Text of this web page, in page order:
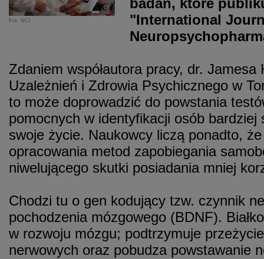
Fot. NCI
badań, które
"International
Zdaniem współautora pracy, dr.
Uzależnień i Zdrowia Psychicznego w
to może doprowadzić do powstania
pomocnych w identyfikacji osób bardziej
swoje życie. Naukowcy liczą ponadto,
opracowania metod zapobiegania
niwelującego skutki posiadania mniej
Chodzi tu o gen kodujący tzw. czynnik
pochodzenia mózgowego (BDNF).
w rozwoju mózgu; podtrzymuje
nerwowych oraz pobudza powstawanie